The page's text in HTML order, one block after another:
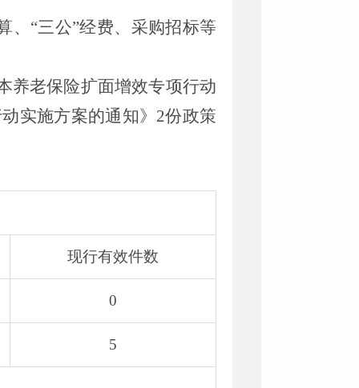
、“三公”经费、采购招标等
养老保险扩面增效专项行动
实施方案的通知》2份政策
现行有效件数
0
5